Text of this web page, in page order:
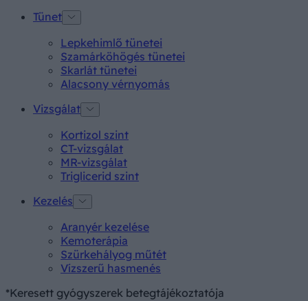
Tünet
Lepkehimlő tünetei
Szamárköhögés tünetei
Skarlát tünetei
Alacsony vérnyomás
Vizsgálat
Kortizol szint
CT-vizsgálat
MR-vizsgálat
Triglicerid szint
Kezelés
Aranyér kezelése
Kemoterápia
Szürkehályog műtét
Vízszerű hasmenés
*Keresett gyógyszerek betegtájékoztatója